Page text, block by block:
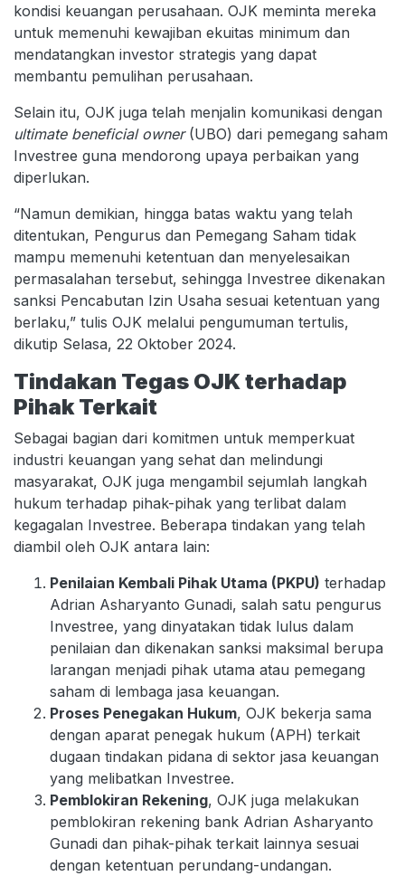
kondisi keuangan perusahaan. OJK meminta mereka
untuk memenuhi kewajiban ekuitas minimum dan
mendatangkan investor strategis yang dapat
membantu pemulihan perusahaan.
Selain itu, OJK juga telah menjalin komunikasi dengan
ultimate beneficial owner(UBO) dari pemegang saham
Investree guna mendorong upaya perbaikan yang
diperlukan.
“Namun demikian, hingga batas waktu yang telah
ditentukan, Pengurus dan Pemegang Saham tidak
mampu memenuhi ketentuan dan menyelesaikan
permasalahan tersebut, sehingga Investree dikenakan
sanksi Pencabutan Izin Usaha sesuai ketentuan yang
berlaku,” tulis OJK melalui pengumuman tertulis,
dikutip Selasa, 22 Oktober 2024.
Tindakan Tegas OJK terhadap
Pihak Terkait
Sebagai bagian dari komitmen untuk memperkuat
industri keuangan yang sehat dan melindungi
masyarakat, OJK juga mengambil sejumlah langkah
hukum terhadap pihak-pihak yang terlibat dalam
kegagalan Investree. Beberapa tindakan yang telah
diambil oleh OJK antara lain:
Penilaian Kembali Pihak Utama (PKPU) terhadap
Adrian Asharyanto Gunadi, salah satu pengurus
Investree, yang dinyatakan tidak lulus dalam
penilaian dan dikenakan sanksi maksimal berupa
larangan menjadi pihak utama atau pemegang
saham di lembaga jasa keuangan.
Proses Penegakan Hukum, OJK bekerja sama
dengan aparat penegak hukum (APH) terkait
dugaan tindakan pidana di sektor jasa keuangan
yang melibatkan Investree.
Pemblokiran Rekening, OJK juga melakukan
pemblokiran rekening bank Adrian Asharyanto
Gunadi dan pihak-pihak terkait lainnya sesuai
dengan ketentuan perundang-undangan.